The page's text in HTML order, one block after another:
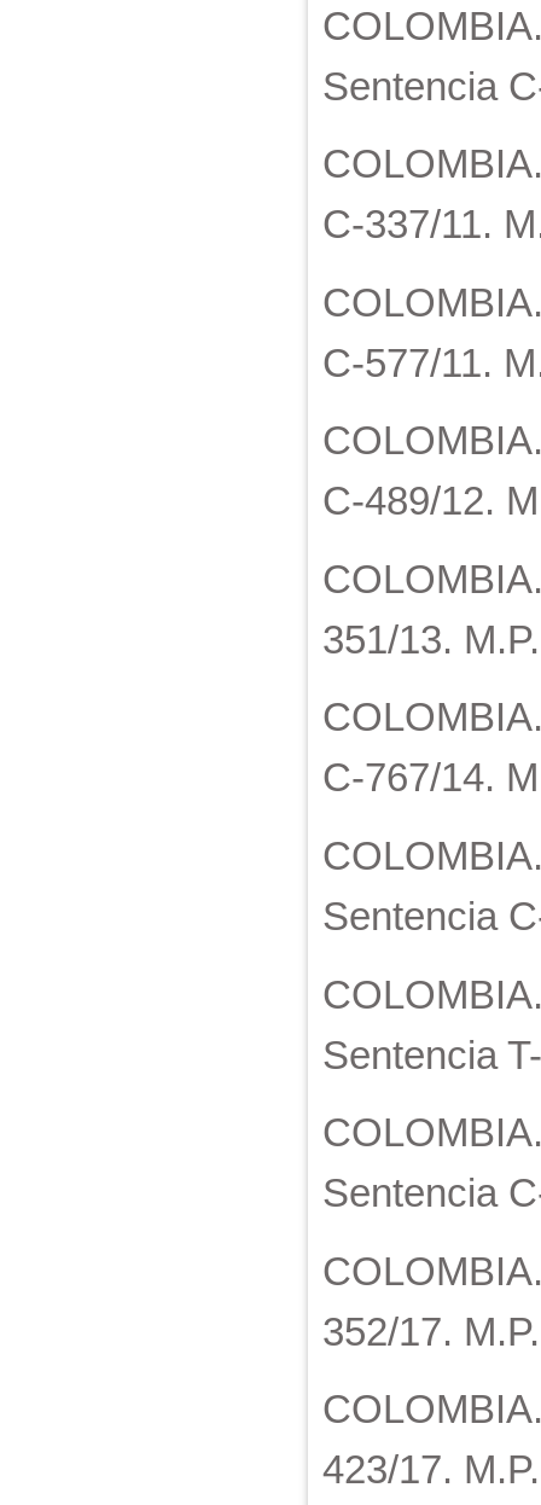
Sentencia
C-337/11.
C-577/11.
C-489/12.
351/13.
C-767/14.
Sentencia
Sentencia
Sentencia
352/17.
423/17.